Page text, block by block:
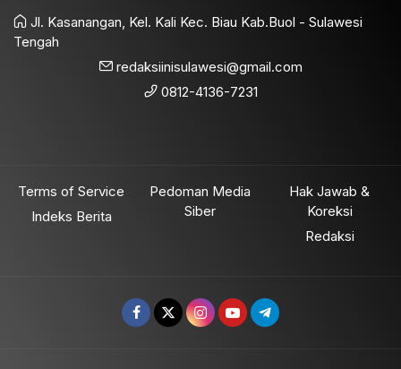
Jl. Kasanangan, Kel. Kali Kec. Biau Kab.Buol - Sulawesi
Tengah
redaksiinisulawesi@gmail.com
0812-4136-7231
Terms of Service
Indeks Berita
Pedoman Media
Siber
Hak Jawab &
Koreksi
Redaksi